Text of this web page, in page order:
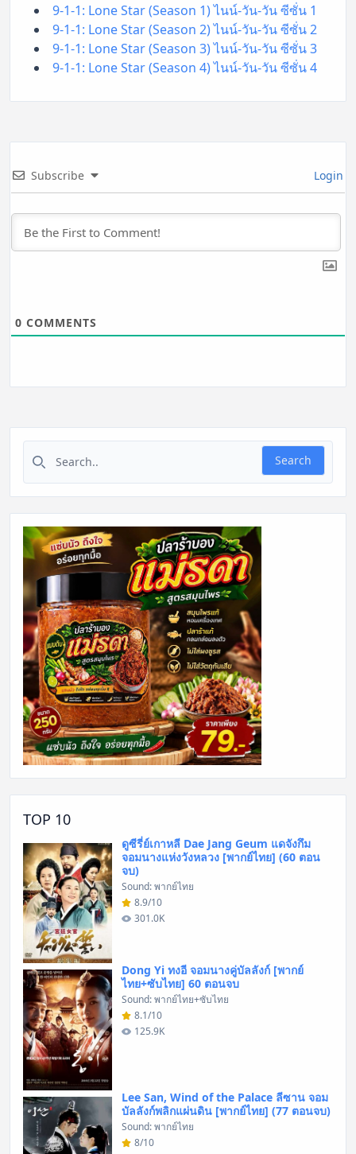
9-1-1: Lone Star (Season 1) ไนน์-วัน-วัน ซีซั่น 1
9-1-1: Lone Star (Season 2) ไนน์-วัน-วัน ซีซั่น 2
9-1-1: Lone Star (Season 3) ไนน์-วัน-วัน ซีซั่น 3
9-1-1: Lone Star (Season 4) ไนน์-วัน-วัน ซีซั่น 4
Subscribe Login
0 COMMENTS
Search for:
Search
TOP 10
ดูซีรี่ย์เกาหลี Dae Jang Geum แดจังกึม
จอมนางแห่งวังหลวง [พากย์ไทย] (60 ตอน
จบ)
Sound: พากย์ไทย
8.9/10
301.0K
Dong Yi ทงอี จอมนางคู่บัลลังก์ [พากย์
ไทย+ซับไทย] 60 ตอนจบ
Sound: พากย์ไทย+ซับไทย
8.1/10
125.9K
Lee San, Wind of the Palace ลีซาน จอม
บัลลังก์พลิกแผ่นดิน [พากย์ไทย] (77 ตอนจบ)
Sound: พากย์ไทย
8/10